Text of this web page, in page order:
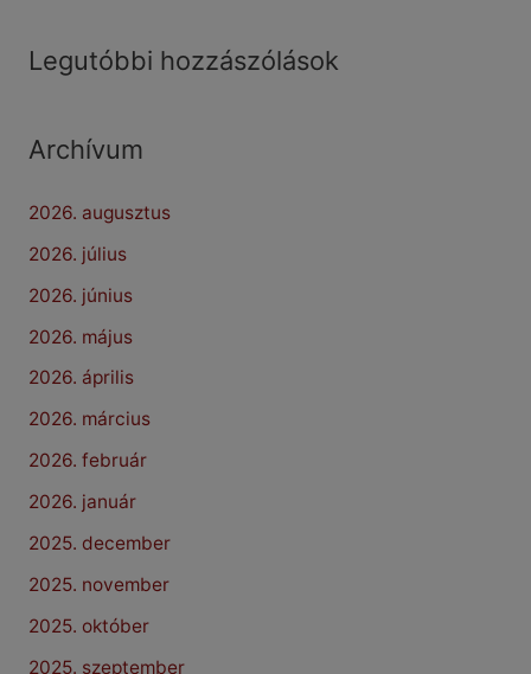
Legutóbbi hozzászólások
Archívum
2026. augusztus
2026. július
2026. június
2026. május
2026. április
2026. március
2026. február
2026. január
2025. december
2025. november
2025. október
2025. szeptember